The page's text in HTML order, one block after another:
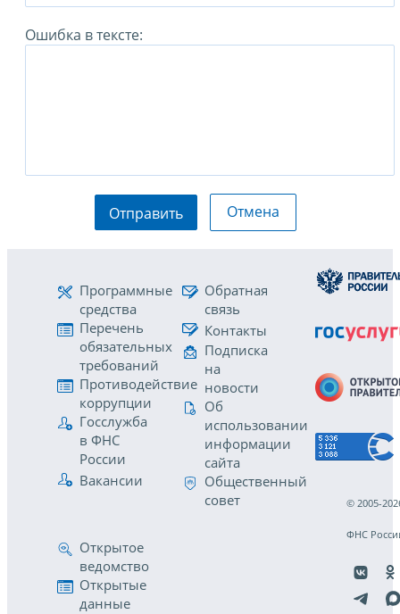
Ошибка в тексте:
Отправить Отмена
Программные
средства
Перечень
обязательных
требований
Противодействие
коррупции
Госслужба
в ФНС
России
Вакансии
Обратная
связь
Контакты
Подписка
на
новости
Об
использовании
информации
сайта
Общественный
совет
Открытое
ведомство
Открытые
данные
© 2005-
ФНС